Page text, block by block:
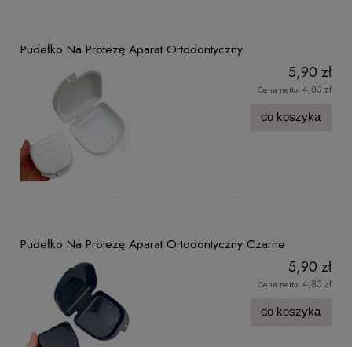
Pudełko Na Protezę Aparat Ortodontyczny
5,90 zł
Cena netto: 4,80 zł
do koszyka
Pudełko Na Protezę Aparat Ortodontyczny Czarne
5,90 zł
Cena netto: 4,80 zł
do koszyka